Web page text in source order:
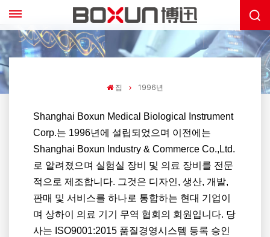
집 1996년
Shanghai Boxun Medical Biological Instrument
Corp.는 1996년에 설립되었으며 이전에는
Shanghai Boxun Industry & Commerce Co.,Ltd.
로 알려졌으며 실험실 장비 및 의료 장비를 전문
적으로 제조합니다. 그것은 디자인, 생산, 개발,
판매 및 서비스를 하나로 통합하는 현대 기업이
며 상하이 의료 기기 무역 협회의 회원입니다. 당
사는 ISO9001:2015 품질경영시스템 등록 승인